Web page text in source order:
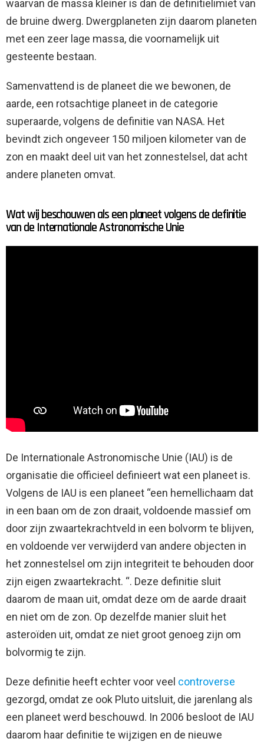
waarvan de massa kleiner is dan de definitielimiet van
de bruine dwerg. Dwergplaneten zijn daarom planeten
met een zeer lage massa, die voornamelijk uit
gesteente bestaan.
Samenvattend is de planeet die we bewonen, de
aarde, een rotsachtige planeet in de categorie
superaarde, volgens de definitie van NASA. Het
bevindt zich ongeveer 150 miljoen kilometer van de
zon en maakt deel uit van het zonnestelsel, dat acht
andere planeten omvat.
Wat wij beschouwen als een planeet volgens de definitie
van de Internationale Astronomische Unie
De Internationale Astronomische Unie (IAU) is de
organisatie die officieel definieert wat een planeet is.
Volgens de IAU is een planeet “een hemellichaam dat
in een baan om de zon draait, voldoende massief om
door zijn zwaartekrachtveld in een bolvorm te blijven,
en voldoende ver verwijderd van andere objecten in
het zonnestelsel om zijn integriteit te behouden door
zijn eigen zwaartekracht. “. Deze definitie sluit
daarom de maan uit, omdat deze om de aarde draait
en niet om de zon. Op dezelfde manier sluit het
asteroïden uit, omdat ze niet groot genoeg zijn om
bolvormig te zijn.
Deze definitie heeft echter voor veel controverse
gezorgd, omdat ze ook Pluto uitsluit, die jarenlang als
een planeet werd beschouwd. In 2006 besloot de IAU
daarom haar definitie te wijzigen en de nieuwe